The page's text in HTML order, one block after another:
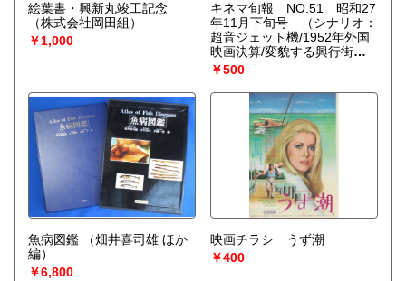
絵葉書・興新丸竣工記念
（株式会社岡田組）
￥1,000
キネマ旬報 NO.51 昭和27
年11月下旬号 （シナリオ：
超音ジェット機/1952年外国
映画決算/変貌する興行街、
ほか。表紙：アン・バクスタ
￥500
魚病図鑑
（畑井喜司雄 ほか
編）
￥6,800
映画チラシ うず潮
￥400